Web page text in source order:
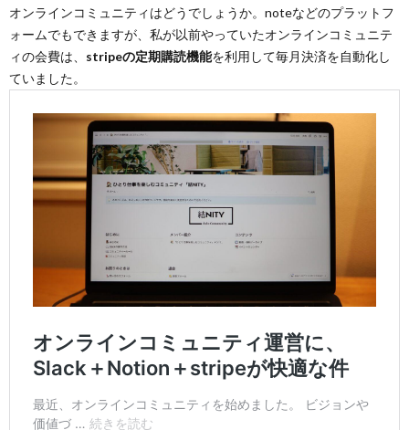
オンラインコミュニティはどうでしょうか。noteなどのプラットフ
ォームでもできますが、私が以前やっていたオンラインコミュニテ
ィの会費は、 stripeの定期購読機能を利用して毎月決済を自動化し
ていました。